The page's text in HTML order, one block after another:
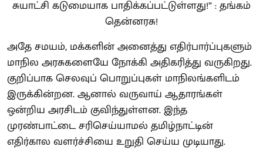
அதே சமயம், மக்களின் அனைத்து எதிர்பார்ப்புகளும்
மாநில அரசுகளையே நோக்கி அதிகரித்து வருகிறது.
குறிப்பாக செலவுப் பொறுப்புகள் மாநிலங்களிடம்
இருக்கின்றன. ஆனால் வருவாய் ஆதாரங்கள்
ஒன்றிய அரசிடம் குவிந்துள்ளன. இந்த
முரண்பாட்டை சரிசெய்யாமல் தமிழ்நாட்டின்
எதிர்கால வளர்ச்சியை உறுதி செய்ய முடியாது.